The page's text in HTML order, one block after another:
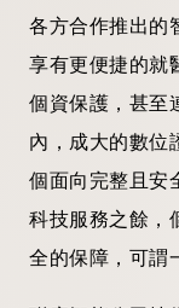
各方合作推出的
享有更便捷的就
個資保護，甚至
內，成大的數位
個面向完整且安
科技服務之餘，
全的保障，可謂